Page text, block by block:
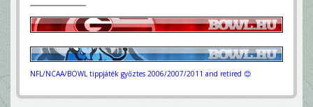
NFL/NCAA/BOWL tippjáték győztes 2006/2007/2011 and retired 😊